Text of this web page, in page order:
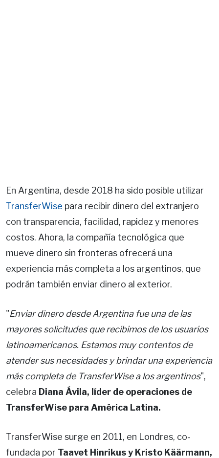
En Argentina, desde 2018 ha sido posible utilizar
TransferWise para recibir dinero del extranjero
con transparencia, facilidad, rapidez y menores
costos. Ahora, la compañía tecnológica que
mueve dinero sin fronteras ofrecerá una
experiencia más completa a los argentinos, que
podrán también enviar dinero al exterior.
"Enviar dinero desde Argentina fue una de las
mayores solicitudes que recibimos de los usuarios
latinoamericanos. Estamos muy contentos de
atender sus necesidades y brindar una experiencia
más completa de TransferWise a los argentinos",
celebra Diana Ávila, líder de operaciones de
TransferWise para América Latina.
TransferWise surge en 2011, en Londres, co-
fundada por Taavet Hinrikus y Kristo Käärmann,